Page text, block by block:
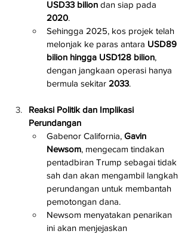
USD33 bilion dan siap pada
2020.
Sehingga 2025, kos projek telah
melonjak ke paras antara USD89
bilion hingga USD128 bilion,
dengan jangkaan operasi hanya
bermula sekitar 2033.
Reaksi Politik dan Implikasi
Perundangan
Gabenor California, Gavin
Newsom, mengecam tindakan
pentadbiran Trump sebagai tidak
sah dan akan mengambil langkah
perundangan untuk membantah
pemotongan dana.
Newsom menyatakan penarikan
ini akan menjejaskan